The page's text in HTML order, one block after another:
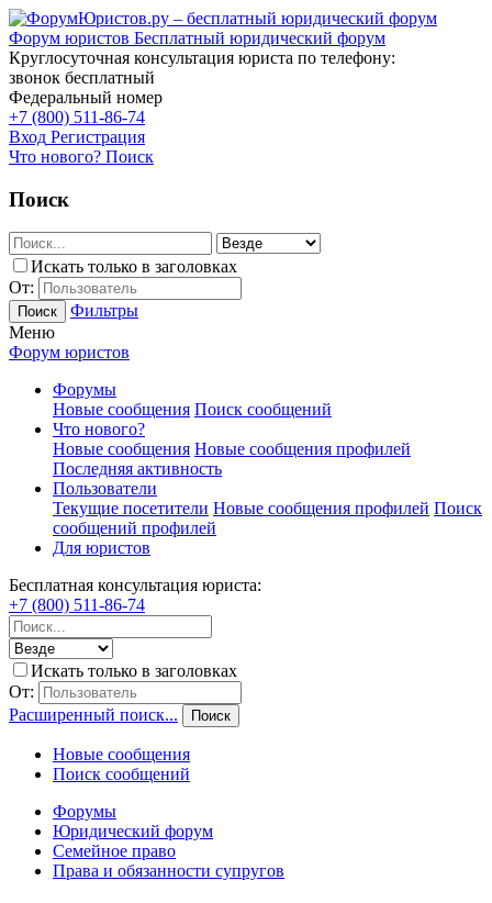
Форум юристов Бесплатный юридический форум
Круглосуточная консультация юриста по телефону:
звонок бесплатный
Федеральный номер
+7 (800) 511-86-74
Вход Регистрация
Что нового? Поиск
Поиск
Искать только в заголовках
От:
Поиск
Фильтры
Меню
Форум юристов
Форумы
Новые сообщения Поиск сообщений
Что нового?
Новые сообщения Новые сообщения профилей
Последняя активность
Пользователи
Текущие посетители Новые сообщения профилей Поиск
сообщений профилей
Для юристов
Бесплатная консультация юриста:
+7 (800) 511-86-74
Искать только в заголовках
От:
Расширенный поиск...
Поиск
Новые сообщения
Поиск сообщений
Форумы
Юридический форум
Семейное право
Права и обязанности супругов